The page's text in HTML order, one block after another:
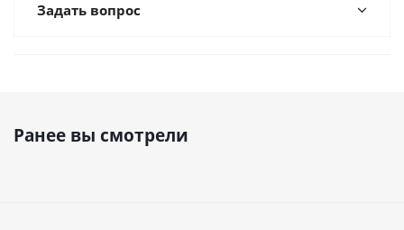
Задать вопрос
Ранее вы смотрели